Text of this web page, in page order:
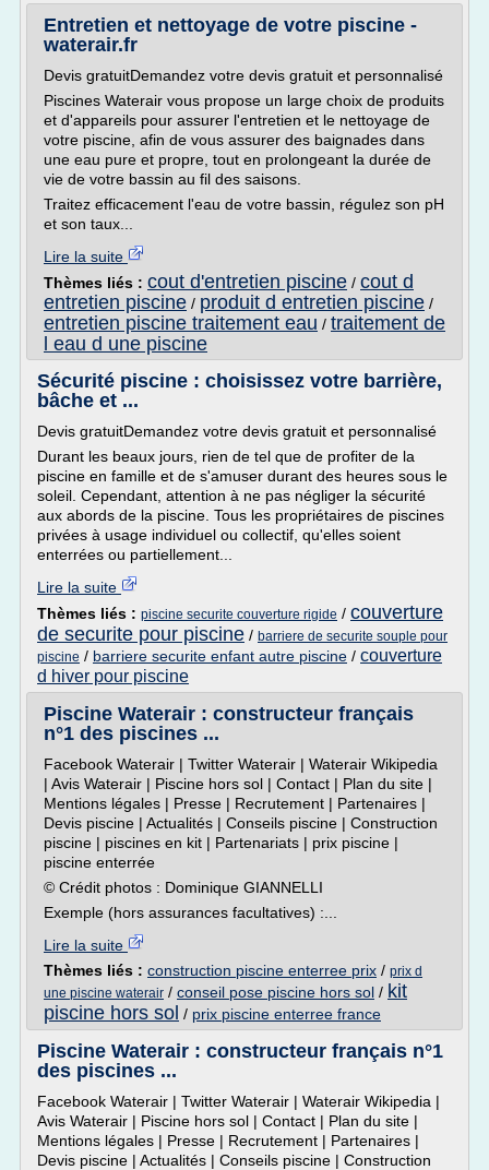
Entretien et nettoyage de votre piscine -
waterair.fr
Devis gratuitDemandez votre devis gratuit et personnalisé
Piscines Waterair vous propose un large choix de produits
et d'appareils pour assurer l'entretien et le nettoyage de
votre piscine, afin de vous assurer des baignades dans
une eau pure et propre, tout en prolongeant la durée de
vie de votre bassin au fil des saisons.
Traitez efficacement l'eau de votre bassin, régulez son pH
et son taux...
Lire la suite
Thèmes liés : cout d'entretien piscine / cout d
entretien piscine / produit d entretien piscine /
entretien piscine traitement eau / traitement de
l eau d une piscine
Sécurité piscine : choisissez votre barrière,
bâche et ...
Devis gratuitDemandez votre devis gratuit et personnalisé
Durant les beaux jours, rien de tel que de profiter de la
piscine en famille et de s'amuser durant des heures sous le
soleil. Cependant, attention à ne pas négliger la sécurité
aux abords de la piscine. Tous les propriétaires de piscines
privées à usage individuel ou collectif, qu'elles soient
enterrées ou partiellement...
Lire la suite
Thèmes liés : piscine securite couverture rigide / couverture
de securite pour piscine / barriere de securite souple pour
piscine / barriere securite enfant autre piscine / couverture
d hiver pour piscine
Piscine Waterair : constructeur français
n°1 des piscines ...
Facebook Waterair | Twitter Waterair | Waterair Wikipedia
| Avis Waterair | Piscine hors sol | Contact | Plan du site |
Mentions légales | Presse | Recrutement | Partenaires |
Devis piscine | Actualités | Conseils piscine | Construction
piscine | piscines en kit | Partenariats | prix piscine |
piscine enterrée
© Crédit photos : Dominique GIANNELLI
Exemple (hors assurances facultatives) :...
Lire la suite
Thèmes liés : construction piscine enterree prix / prix d
une piscine waterair / conseil pose piscine hors sol / kit
piscine hors sol / prix piscine enterree france
Piscine Waterair : constructeur français n°1
des piscines ...
Facebook Waterair | Twitter Waterair | Waterair Wikipedia |
Avis Waterair | Piscine hors sol | Contact | Plan du site |
Mentions légales | Presse | Recrutement | Partenaires |
Devis piscine | Actualités | Conseils piscine | Construction